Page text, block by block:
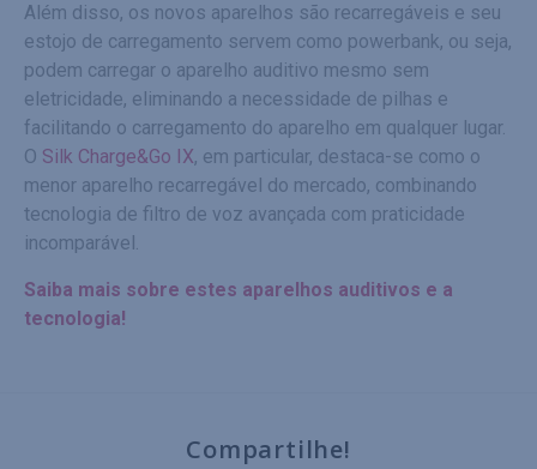
Além disso, os novos aparelhos são recarregáveis e seu
estojo de carregamento servem como powerbank, ou seja,
podem carregar o aparelho auditivo mesmo sem
eletricidade, eliminando a necessidade de pilhas e
facilitando o carregamento do aparelho em qualquer lugar.
O Silk Charge&Go IX, em particular, destaca-se como o
menor aparelho recarregável do mercado, combinando
tecnologia de filtro de voz avançada com praticidade
incomparável.
Saiba mais sobre estes aparelhos auditivos e a
tecnologia!
Compartilhe!